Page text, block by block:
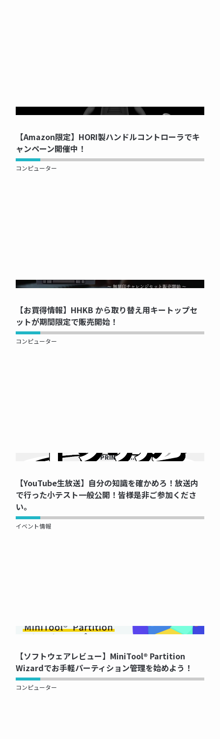
NOW PRINTING...
【Amazon限定】HORI製ハンドルコントローラでキ
ャンペーン開催中！
コンピューター
NOW PRINTING...
【お買得情報】HHKB から取り替え用キートップセ
ットが期間限定で販売開始！
コンピューター
NOW PRINTING...
【YouTube生放送】自分の知識を確かめろ！放送内
で行った小テスト一般公開！皆様是非ご参加くださ
い。
イベント情報
NOW PRINTING...
【ソフトウェアレビュー】MiniTool® Partition
Wizardでお手軽パーティション管理を始めよう！
コンピューター